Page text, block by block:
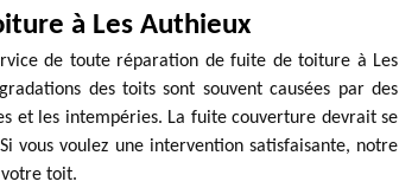
à Les Authieux
de toute réparation de fuite de toiture à Les
des toits sont souvent causées par des
et les intempéries. La fuite couverture devrait se
vous voulez une intervention satisfaisante, notre
toit.